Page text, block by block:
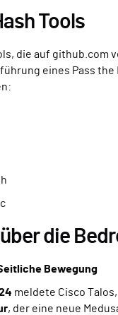
Tools
die auf github.com
eines Pass
die
Bewegung
meldete Cisco
, der eine neue